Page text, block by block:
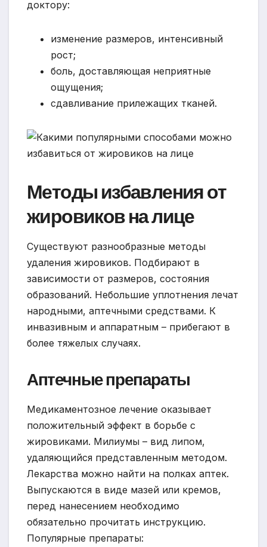
доктору:
изменение размеров, интенсивный
рост;
боль, доставляющая неприятные
ощущения;
сдавливание прилежащих тканей.
Методы избавления от
жировиков на лице
Существуют разнообразные методы
удаления жировиков. Подбирают в
зависимости от размеров, состояния
образований. Небольшие уплотнения лечат
народными, аптечными средствами. К
инвазивным и аппаратным – прибегают в
более тяжелых случаях.
Аптечные препараты
Медикаментозное лечение оказывает
положительный эффект в борьбе с
жировиками. Милиумы – вид липом,
удаляющийся представленным методом.
Лекарства можно найти на полках аптек.
Выпускаются в виде мазей или кремов,
перед нанесением необходимо
обязательно прочитать инструкцию.
Популярные препараты: